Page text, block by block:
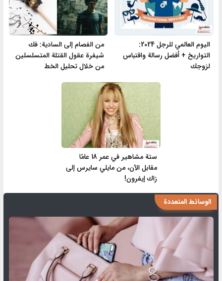
اليوم العالمي للرجل 2024:
التواريخ + أفضل رسالة واقتباس
لزوجك
من الفصام إلى السادية: فك
شيفرة عقول القتلة المتسلسلين
من خلال تحليل الخط
ستة مشاهير في عمر 18 عامًا
مقابل الآن، من مايلي سايرس إلى
زاك إيفرون!
الوسائط المتعددة